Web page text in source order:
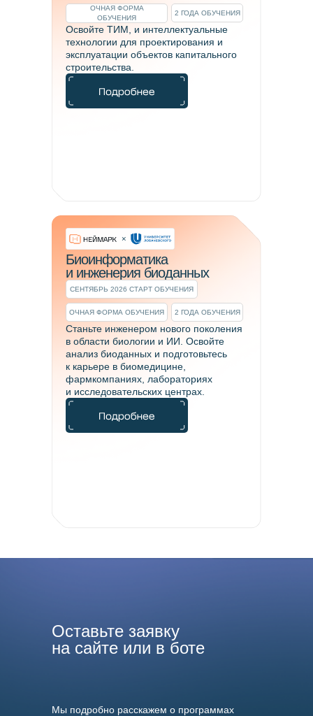
Биоинформатика
и инженерия биоданных
ОЧНАЯ ФОРМА ОБУЧЕНИЯ 2 ГОДА ОБУЧЕНИЯ
СЕНТЯБРЬ 2026 СТАРТ ОБУЧЕНИЯ
Станьте инженером нового поколения
в области биологии и ИИ. Освойте
анализ биоданных и подготовьтесь
к карьере в биомедицине,
фармкомпаниях, лабораториях
и исследовательских центрах.
ОЧНАЯ ФОРМА
ОБУЧЕНИЯ
2 ГОДА ОБУЧЕНИЯ
Освойте ТИМ, и интеллектуальные
технологии для проектирования и
эксплуатации объектов капитального
строительства.
Оставьте заявку
на сайте или в боте
Мы подробно расскажем о программах
Оплата по семестрам и
льготное кредитование
Оплату можно распределить на
семестры и оформить кредит
конкурсы НЕЙМАРК
Вы можете учиться бесплатно на
бюджетном месте или стать
победителем конкурса и получить
50% или 100% оплату обучения и
проживания.
Мы предлагаем разные
варианты оплаты и
сотрудничества,
выберите подходящий